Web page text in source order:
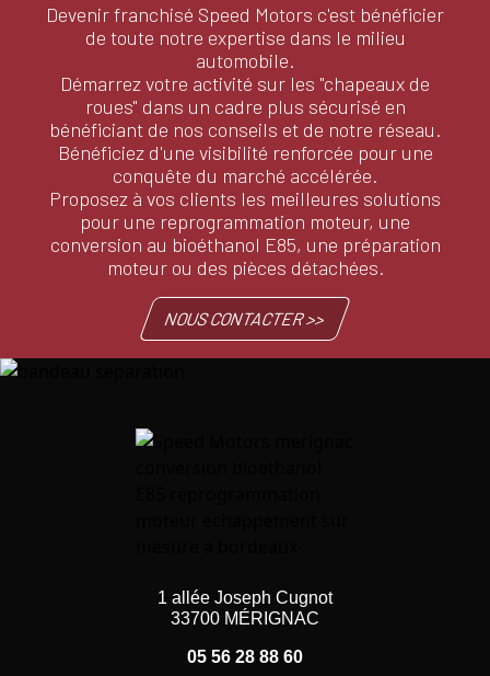
Devenir franchisé Speed Motors c'est bénéficier
de toute notre expertise dans le milieu
automobile.
Démarrez votre activité sur les "chapeaux de
roues" dans un cadre plus sécurisé en
bénéficiant de nos conseils et de notre réseau.
Bénéficiez d'une visibilité renforcée pour une
conquête du marché accélérée.
Proposez à vos clients les meilleures solutions
pour une reprogrammation moteur, une
conversion au bioéthanol E85, une préparation
moteur ou des pièces détachées.
NOUS CONTACTER >>
1 allée Joseph Cugnot
33700 MÉRIGNAC
05 56 28 88 60